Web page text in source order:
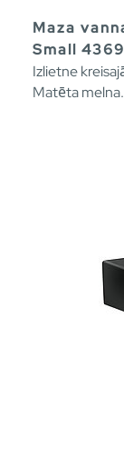
Maza
Small
Izlietne
Matēta melna.